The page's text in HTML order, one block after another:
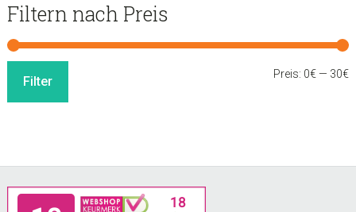
Filtern nach Preis
Filter Preis: 0€— 30€
Footer